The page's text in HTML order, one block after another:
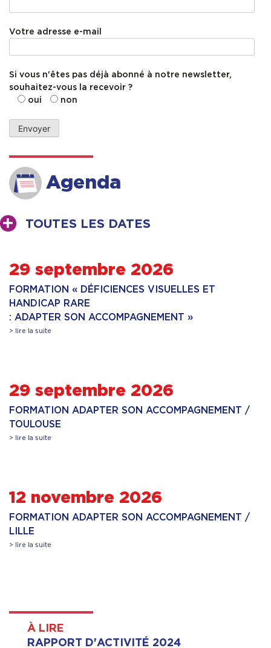
Votre adresse e-mail
Si vous n'êtes pas déjà abonné à notre newsletter,
souhaitez-vous la recevoir ?
oui
non
Agenda
TOUTES LES DATES
29 septembre 2026
FORMATION « DÉFICIENCES VISUELLES ET
HANDICAP RARE
: ADAPTER SON ACCOMPAGNEMENT »
> lire la suite
29 septembre 2026
FORMATION ADAPTER SON ACCOMPAGNEMENT /
TOULOUSE
> lire la suite
12 novembre 2026
FORMATION ADAPTER SON ACCOMPAGNEMENT /
LILLE
> lire la suite
À LIRE
RAPPORT D'ACTIVITÉ 2024